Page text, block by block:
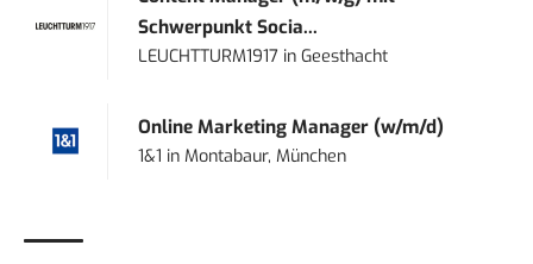
Schwerpunkt Socia...
LEUCHTTURM1917 inGeesthacht
Online Marketing Manager (w/m/d)
1&1 inMontabaur, München